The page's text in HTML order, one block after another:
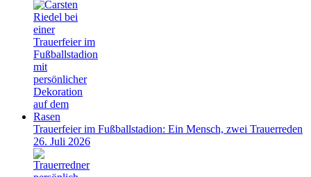
Trauerfeier im Fußballstadion: Ein Mensch, zwei Trauerreden
26. Juli 2026